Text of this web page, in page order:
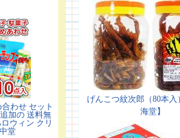
わせ セット
加の 送料無
ウィン クリ
堂